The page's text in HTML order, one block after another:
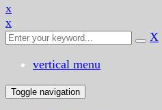
x
x
X
vertical menu
Toggle navigation